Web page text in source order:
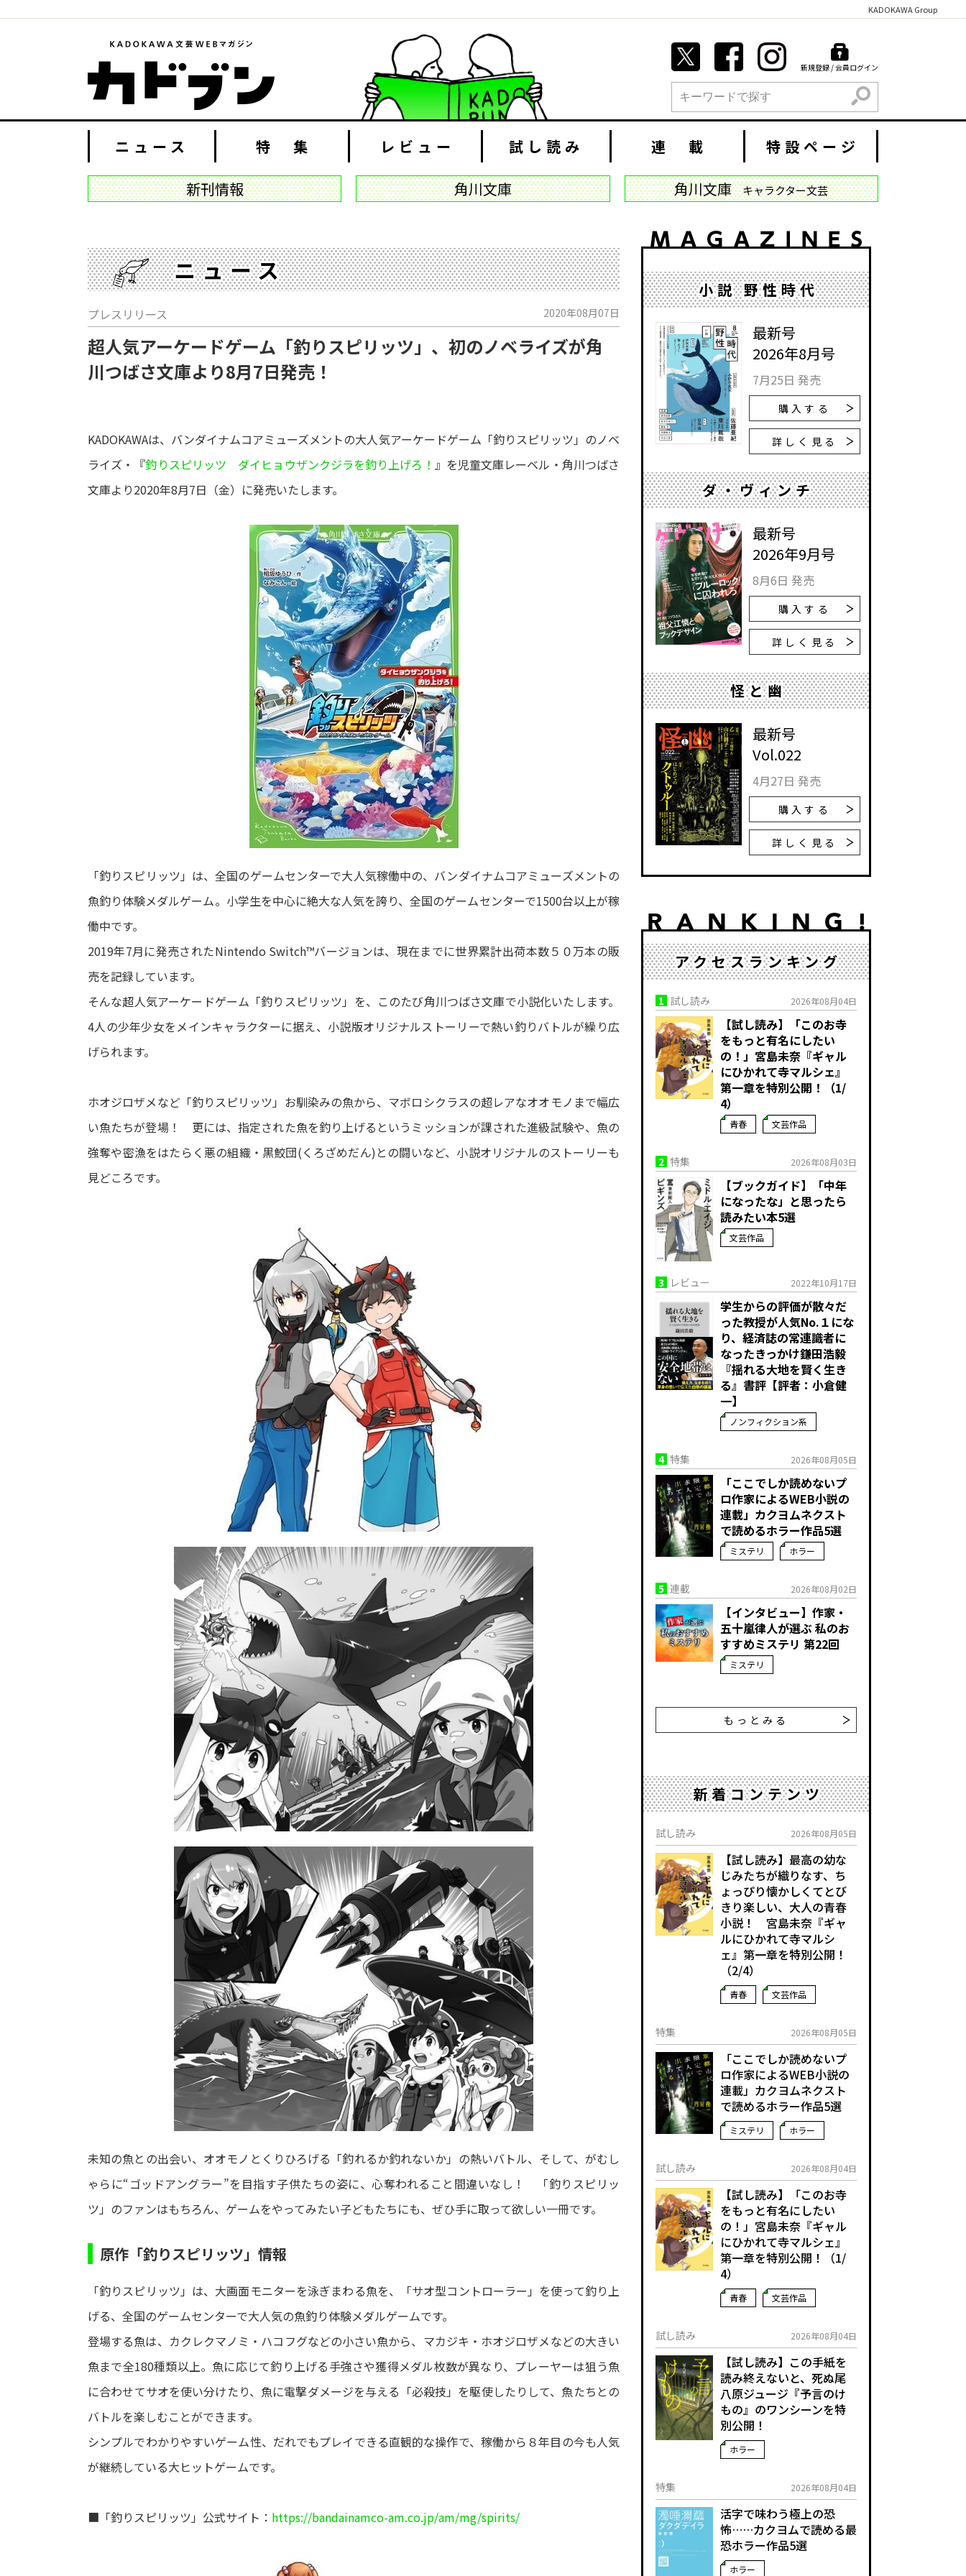
KADOKAWA Group
新規登録 / 会員ログイン
検索
ニュース 特 集 レビュー 試し読み 連 載 特設ページ
新刊情報 角川文庫 角川文庫 キャラクター文芸
ニュース
プレスリリース 2020年08月07日
超人気アーケードゲーム「釣りスピリッツ」、初のノベライズが角
川つばさ文庫より8月7日発売！
KADOKAWAは、バンダイナムコアミューズメントの大人気アーケードゲーム「釣りスピリッツ」のノベ
ライズ・『釣りスピリッツ ダイヒョウザンクジラを釣り上げろ！ 』を児童文庫レーベル・角川つばさ
文庫より2020年8月7日（金）に発売いたします。
「釣りスピリッツ」は、全国のゲームセンターで大人気稼働中の、バンダイナムコアミューズメントの
魚釣り体験メダルゲーム。小学生を中心に絶大な人気を誇り、全国のゲームセンターで1500台以上が稼
働中です。
2019年7月に発売されたNintendo Switch™バージョンは、現在までに世界累計出荷本数５０万本の販
売を記録しています。
そんな超人気アーケードゲーム「釣りスピリッツ」を、このたび角川つばさ文庫で小説化いたします。
4人の少年少女をメインキャラクターに据え、小説版オリジナルストーリーで熱い釣りバトルが繰り広
げられます。
ホオジロザメなど「釣りスピリッツ」お馴染みの魚から、マボロシクラスの超レアなオオモノまで幅広
い魚たちが登場！ 更には、指定された魚を釣り上げるというミッションが課された進級試験や、魚の
強奪や密漁をはたらく悪の組織・黒鮫団(くろざめだん)との闘いなど、小説オリジナルのストーリーも
見どころです。
未知の魚との出会い、オオモノとくりひろげる「釣れるか釣れないか」の熱いバトル、そして、がむし
ゃらに“ゴッドアングラー”を目指す子供たちの姿に、心奪われること間違いなし！ 「釣りスピリッ
ツ」のファンはもちろん、ゲームをやってみたい子どもたちにも、ぜひ手に取って欲しい一冊です。
原作「釣りスピリッツ」情報
「釣りスピリッツ」は、大画面モニターを泳ぎまわる魚を、「サオ型コントローラー」を使って釣り上
げる、全国のゲームセンターで大人気の魚釣り体験メダルゲームです。
登場する魚は、カクレクマノミ・ハコフグなどの小さい魚から、マカジキ・ホオジロザメなどの大きい
魚まで全180種類以上。魚に応じて釣り上げる手強さや獲得メダル枚数が異なり、プレーヤーは狙う魚
に合わせてサオを使い分けたり、魚に電撃ダメージを与える「必殺技」を駆使したりして、魚たちとの
バトルを楽しむことができます。
シンプルでわかりやすいゲーム性、だれでもプレイできる直観的な操作で、稼働から８年目の今も人気
が継続している大ヒットゲームです。
■「釣りスピリッツ」公式サイト： https://bandainamco-am.co.jp/am/mg/spirits/
小説 野性時代
最新号
2026年8月号
7月25日 発売
購入する
詳しく見る
ダ・ヴィンチ
最新号
2026年9月号
8月6日 発売
購入する
詳しく見る
怪と幽
最新号
Vol.022
4月27日 発売
購入する
詳しく見る
アクセスランキング
1 試し読み 2026年08月04日
【試し読み】「このお寺
をもっと有名にしたい
の！」宮島未奈『ギャル
にひかれて寺マルシェ』
第一章を特別公開！（1/
4）
青春 文芸作品
2 特集 2026年08月03日
【ブックガイド】「中年
になったな」と思ったら
読みたい本5選
文芸作品
3 レビュー 2022年10月17日
学生からの評価が散々だ
った教授が人気No.１にな
り、経済誌の常連識者に
なったきっかけ――鎌田浩毅
『揺れる大地を賢く生き
る』書評【評者：小倉健
一】
ノンフィクション系
4 特集 2026年08月05日
「ここでしか読めないプ
ロ作家によるWEB小説の
連載」――カクヨムネクスト
で読めるホラー作品5選
ミステリ ホラー
5 連載 2026年08月02日
【インタビュー】作家・
五十嵐律人が選ぶ 私のお
すすめミステリ 第22回
ミステリ
もっとみる
新着コンテンツ
試し読み 2026年08月05日
【試し読み】最高の幼な
じみたちが織りなす、ち
ょっぴり懐かしくてとび
きり楽しい、大人の青春
小説！ 宮島未奈『ギャ
ルにひかれて寺マルシ
ェ』第一章を特別公開！
（2/4）
青春 文芸作品
特集 2026年08月05日
「ここでしか読めないプ
ロ作家によるWEB小説の
連載」――カクヨムネクスト
で読めるホラー作品5選
ミステリ ホラー
試し読み 2026年08月04日
【試し読み】「このお寺
をもっと有名にしたい
の！」宮島未奈『ギャル
にひかれて寺マルシェ』
第一章を特別公開！（1/
4）
青春 文芸作品
試し読み 2026年08月04日
【試し読み】この手紙を
読み終えないと、死ぬ――尾
八原ジュージ『予言のけ
もの』のワンシーンを特
別公開！
ホラー
特集 2026年08月04日
活字で味わう極上の恐
怖……カクヨムで読める最
恐ホラー作品5選
ホラー